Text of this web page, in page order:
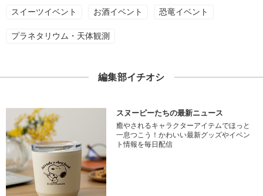
スイーツイベント お酒イベント 恐竜イベント
プラネタリウム・天体観測
編集部イチオシ
スヌーピーたちの最新ニュース
癒やされるキャラクターアイテムでほっと
一息つこう！かわいい最新グッズやイベン
ト情報を毎日配信